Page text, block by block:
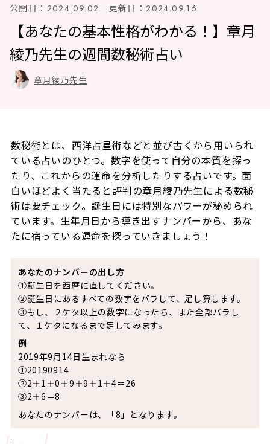
公開日： 2024.09.02 更新日： 2024.09.16
【あなたの基本性格がわかる！】章月
綾乃先生の週間数秘術占い
章月綾乃先生
数秘術とは、西洋占星術などと並び古くから用いられ
ている占いのひとつ。数字を使って自分の本質を探っ
たり、これからの運命を分析したりする占いです。面
白いほどよく当たると評判の章月綾乃先生による数秘
術は要チェック。誕生日には特別なパワーが秘められ
ています。生年月日から導き出すナンバーから、あな
たに宿っている運命を探っていきましょう！
あなたのナンバーの出し方
①誕生日を西暦に直してください。
②誕生日にあるすべての数字をバラして、足し算します。
③もし、２ケタ以上の数字になったら、また全部バラし
て、１ケタになるまで足してみます。
例
2019年9月14日生まれなら
①20190914
②2＋1＋0＋9＋9＋1＋4＝26
③2＋6＝8
あなたのナンバーは、「8」となります。